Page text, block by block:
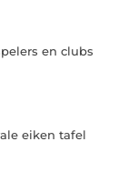
en clubs
eiken tafel